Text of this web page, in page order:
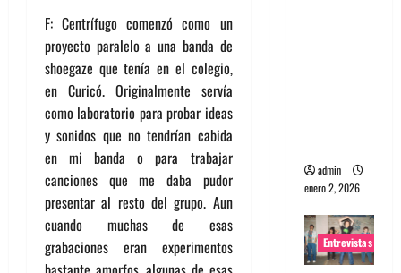
F: Centrífugo comenzó como un
proyecto paralelo a una banda de
shoegaze que tenía en el colegio,
en Curicó. Originalmente servía
como laboratorio para probar ideas
y sonidos que no tendrían cabida
en mi banda o para trabajar
canciones que me daba pudor
presentar al resto del grupo. Aun
cuando muchas de esas
grabaciones eran experimentos
admin
enero 2, 2026
Entrevistas